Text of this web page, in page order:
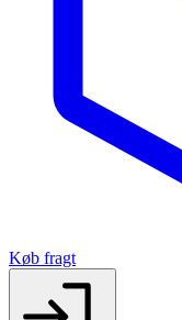
Køb fragt